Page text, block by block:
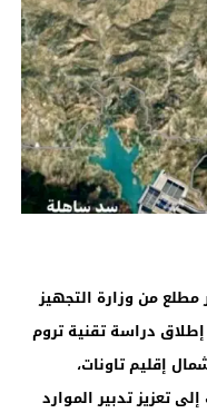
مطلع من وزارة التجهيز
دراسة تقنية تروم
إقليم تاونات،
تعزيز تدبير الموارد